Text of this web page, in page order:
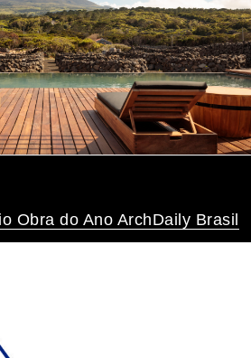
Obra do Ano ArchDaily Brasil